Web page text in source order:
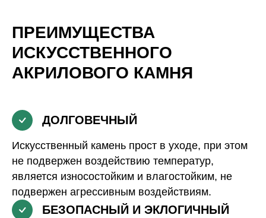
ПРЕИМУЩЕСТВА
ИСКУССТВЕННОГО
АКРИЛОВОГО КАМНЯ
ДОЛГОВЕЧНЫЙ
Искусственный камень прост в уходе, при этом
не подвержен воздействию температур,
является износостойким и влагостойким, не
подвержен агрессивным воздействиям.
БЕЗОПАСНЫЙ И ЭКЛОГИЧНЫЙ